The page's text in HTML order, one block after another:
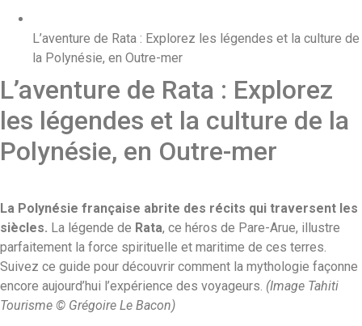
L’aventure de Rata : Explorez les légendes et la culture de
la Polynésie, en Outre-mer
L’aventure de Rata : Explorez
les légendes et la culture de la
Polynésie, en Outre-mer
La Polynésie française abrite des récits qui traversent les
siècles. La légende de Rata, ce héros de Pare-Arue, illustre
parfaitement la force spirituelle et maritime de ces terres.
Suivez ce guide pour découvrir comment la mythologie façonne
encore aujourd’hui l’expérience des voyageurs. (Image Tahiti
Tourisme © Grégoire Le Bacon)